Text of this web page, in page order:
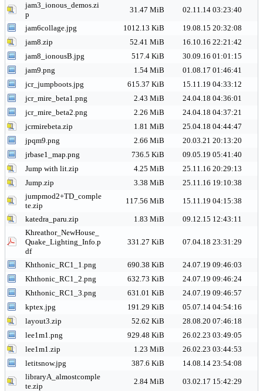
jam3_ionous_demos.zi
p
31.47 MiB 02.11.14 03:23:40
jam6collage.jpg 1012.13 KiB
19.08.15 20:32:08
jam8.zip
52.41 MiB
16.10.16 22:21:42
jam8_ionousB.jpg
517.4 KiB
30.09.16 01:01:15
jam9.png
1.54 MiB
01.08.17 01:46:41
jcr_jumpboots.jpg
615.37 KiB
15.11.19 04:33:12
jcr_mire_beta1.png
2.43 MiB
24.04.18 04:36:01
jcr_mire_beta2.png
2.26 MiB
24.04.18 04:37:21
jcrmirebeta.zip
1.81 MiB
25.04.18 04:44:47
jpqm9.png
2.66 MiB
20.03.21 20:13:20
jrbase1_map.png
736.5 KiB
09.05.19 05:41:40
Jump with lit.zip
4.25 MiB
25.11.16 20:29:13
Jump.zip
3.38 MiB
25.11.16 19:10:38
jumpmod2+TD_comple
te.zip
117.56 MiB 15.11.19 04:15:38
katedra_paru.zip 1.83 MiB
09.12.15 12:43:11
Khreathor_NewHouse_
Quake_Lighting_Info.p
df
331.27 KiB 07.04.18 23:31:29
Khthonic_RC1_1.png 690.38 KiB
24.07.19 09:46:03
Khthonic_RC1_2.png
632.73 KiB
24.07.19 09:46:24
Khthonic_RC1_3.png
631.01 KiB
24.07.19 09:46:57
kptex.jpg
191.29 KiB
05.07.14 04:54:16
layout3.zip
52.62 KiB
28.08.20 07:46:18
lee1m1.png
929.48 KiB
26.02.23 03:49:05
lee1m1.zip
1.23 MiB
26.02.23 03:44:53
letitsnow.jpg
387.6 KiB
14.08.14 23:54:08
libraryA_almostcomple
te.zip
2.84 MiB 03.02.17 15:42:29